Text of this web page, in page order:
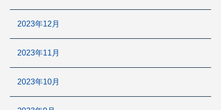
2023年12月
2023年11月
2023年10月